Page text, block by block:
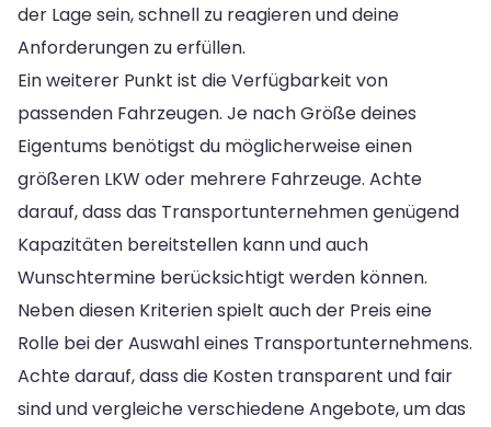
der Lage sein, schnell zu reagieren und deine
Anforderungen zu erfüllen.
Ein weiterer Punkt ist die Verfügbarkeit von
passenden Fahrzeugen. Je nach Größe deines
Eigentums benötigst du möglicherweise einen
größeren LKW oder mehrere Fahrzeuge. Achte
darauf, dass das Transportunternehmen genügend
Kapazitäten bereitstellen kann und auch
Wunschtermine berücksichtigt werden können.
Neben diesen Kriterien spielt auch der Preis eine
Rolle bei der Auswahl eines Transportunternehmens.
Achte darauf, dass die Kosten transparent und fair
sind und vergleiche verschiedene Angebote, um das